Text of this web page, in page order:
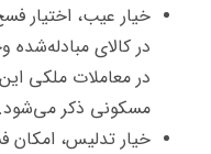
خیار عیب، اختیار
در کالای
در معاملات ملکی
مسکونی ذکر می‌شود.
خیار تدلیس، امکان